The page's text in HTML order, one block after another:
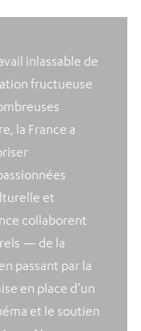
inlassable de
fructueuse
la France a
et
collaborent
— de la
passant par la
en place d’un
et le soutien